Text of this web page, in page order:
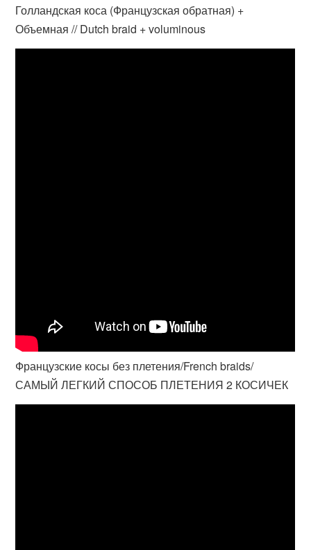
Голландская коса (Французская обратная) +
Объемная // Dutch braid + voluminous
Французские косы без плетения/French braids/
САМЫЙ ЛЕГКИЙ СПОСОБ ПЛЕТЕНИЯ 2 КОСИЧЕК